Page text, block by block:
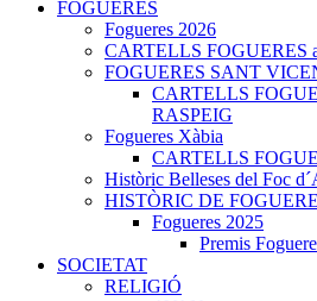
FOGUERES
Fogueres 2026
CARTELLS FOGUERES
FOGUERES SANT
CARTELLS
RASPEIG
Fogueres Xàbia
CARTELLS
Històric Belleses del Foc
HISTÒRIC DE
Fogueres 2025
Premis
SOCIETAT
RELIGIÓ